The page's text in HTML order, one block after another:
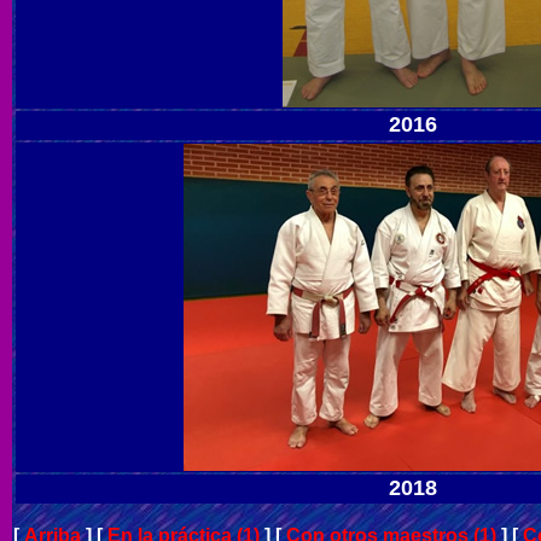
2016
2018
[Arriba] [En la práctica (1)] [Con otros maestros (1) ] [